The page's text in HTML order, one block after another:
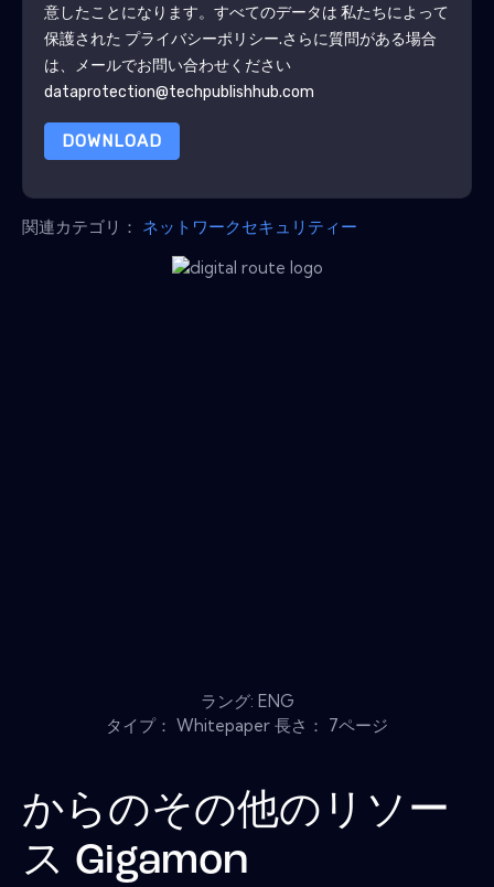
意したことになります。すべてのデータは 私たちによって
保護された プライバシーポリシー.さらに質問がある場合
は、メールでお問い合わせください
dataprotection@techpublishhub.com
DOWNLOAD
関連カテゴリ： ネットワークセキュリティー
ラング: ENG
タイプ： Whitepaper 長さ： 7ページ
からのその他のリソー
ス Gigamon